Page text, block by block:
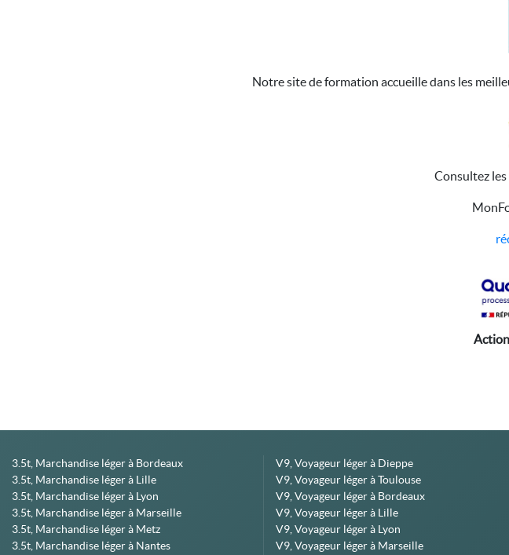
Notre site de formation accueille dans les
Consultez les
3.5t, Marchandise léger à Bordeaux
3.5t, Marchandise léger à Lille
3.5t, Marchandise léger à Lyon
3.5t, Marchandise léger à Marseille
3.5t, Marchandise léger à Metz
3.5t, Marchandise léger à Nantes
V9, Voyageur léger à Dieppe
V9, Voyageur léger à Toulouse
V9, Voyageur léger à Bordeaux
V9, Voyageur léger à Lille
V9, Voyageur léger à Lyon
V9, Voyageur léger à Marseille